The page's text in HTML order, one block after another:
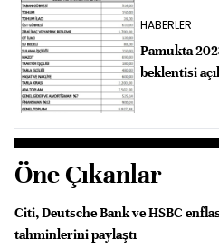
HABERLER
Pamukta
beklentisi
Öne Çıkanlar
Citi, Deutsche Bank ve HSBC
tahminlerini paylaştı